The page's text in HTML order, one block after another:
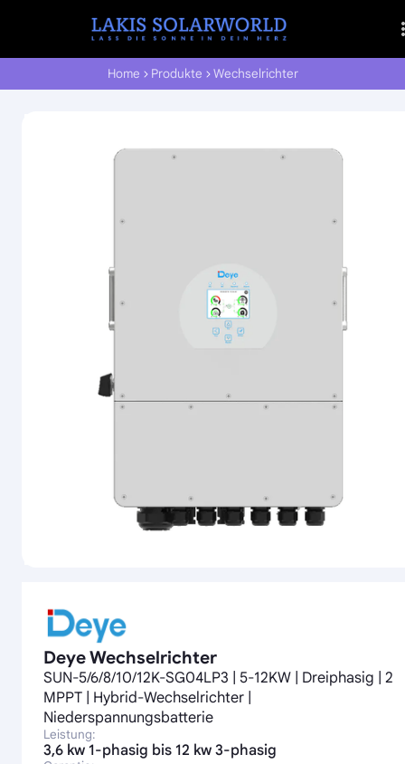
Home Produkte Wechselrichter
Deye Wechselrichter
SUN-5/6/8/10/12K-SG04LP3 | 5-12KW | Dreiphasig | 2
MPPT | Hybrid-Wechselrichter |
Niederspannungsbatterie
Leistung:
3,6 kw 1-phasig bis 12 kw 3-phasig